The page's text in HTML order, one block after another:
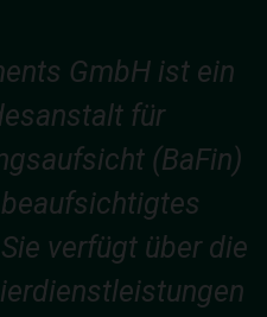
GmbH ist ein
für
(BaFin)
verfügt über die